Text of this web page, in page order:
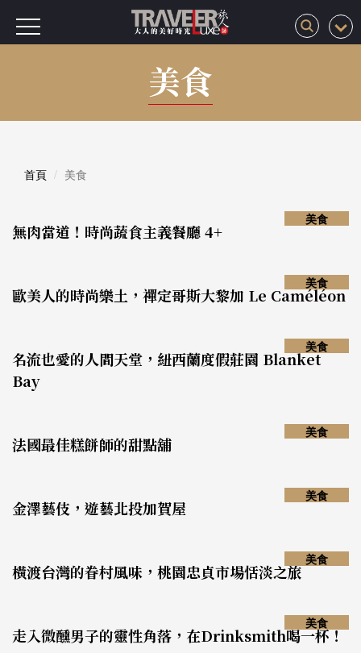
美食
首頁 美食
無肉當道！時尚蔬食主義餐廳 4+
美食
歐美人的時尚樂土，禪定哥斯大黎加 Le Caméléon
美食
名流也愛的人間天堂，紐西蘭度假莊園 Blanket
Bay
美食
法國最佳糕餅師的甜點舖
美食
金澤藝伎，遊藝北投加賀屋
美食
橫渡台灣的眷村風味，桃園忠貞市場恬淡之旅
美食
走入微醺男子的靈性角落，在Drinksmith喝一杯！
美食